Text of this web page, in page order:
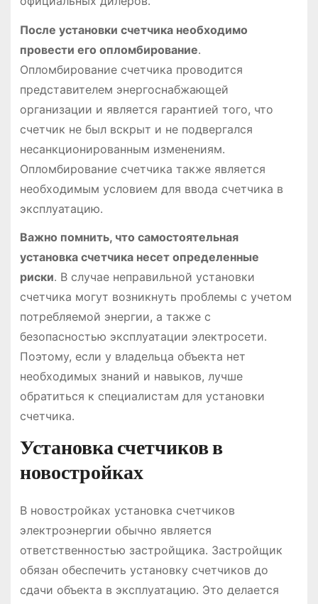
После установки счетчика необходимо
провести его опломбирование․
Опломбирование счетчика проводится
представителем энергоснабжающей
организации и является гарантией того, что
счетчик не был вскрыт и не подвергался
несанкционированным изменениям․
Опломбирование счетчика также является
необходимым условием для ввода счетчика в
эксплуатацию․
Важно помнить, что самостоятельная
установка счетчика несет определенные
риски․ В случае неправильной установки
счетчика могут возникнуть проблемы с учетом
потребляемой энергии, а также с
безопасностью эксплуатации электросети․
Поэтому, если у владельца объекта нет
необходимых знаний и навыков, лучше
обратиться к специалистам для установки
счетчика․
Установка счетчиков в
новостройках
В новостройках установка счетчиков
электроэнергии обычно является
ответственностью застройщика․ Застройщик
обязан обеспечить установку счетчиков до
сдачи объекта в эксплуатацию․ Это делается